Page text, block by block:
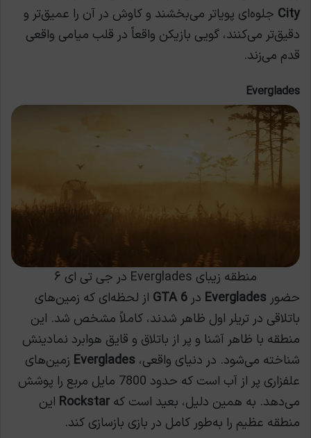
City جلوه‌ای پویاتر می‌بخشند و کاوش در آن را عمیق‌تر و
دقیق‌تر می‌کنند، گویی بازیکن واقعاً در قلب میامی واقعی
قدم می‌زند.
Everglades
منطقه زیبای Everglades در جی تی ای ۶
حضور Everglades در GTA 6 از لحظه‌ای که زمین‌های
باتلاقی در تریلر اول ظاهر شدند، کاملاً مشخص شد. این
منطقه با ظاهر آشنا و پر از باتلاق و قایق هوابرد نمادینش
شناخته می‌شود. در دنیای واقعی، Everglades زمین‌های
علفزاری پر از آب است که حدود 7800 مایل مربع را پوشش
می‌دهد. به همین دلیل، بعید است که Rockstar این
منطقه عظیم را به‌طور کامل در بازی بازسازی کند.